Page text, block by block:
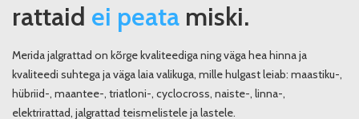
rattaid ei peata miski.
Merida jalgrattad on kõrge kvaliteediga ning väga hea hinna ja
kvaliteedi suhtega ja väga laia valikuga, mille hulgast leiab: maastiku-,
hübriid-, maantee-, triatloni-, cyclocross, naiste-, linna-,
elektrirattad, jalgrattad teismelistele ja lastele.